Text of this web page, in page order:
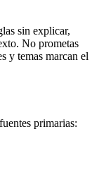
sin explicar,
No prometas
y temas marcan el
primarias: